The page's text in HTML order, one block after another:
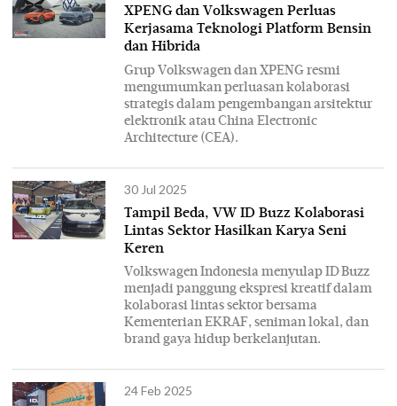
XPENG dan Volkswagen Perluas
Kerjasama Teknologi Platform Bensin
dan Hibrida
Grup Volkswagen dan XPENG resmi
mengumumkan perluasan kolaborasi
strategis dalam pengembangan arsitektur
elektronik atau China Electronic
Architecture (CEA).
30 Jul 2025
Tampil Beda, VW ID Buzz Kolaborasi
Lintas Sektor Hasilkan Karya Seni
Keren
Volkswagen Indonesia menyulap ID Buzz
menjadi panggung ekspresi kreatif dalam
kolaborasi lintas sektor bersama
Kementerian EKRAF, seniman lokal, dan
brand gaya hidup berkelanjutan.
24 Feb 2025